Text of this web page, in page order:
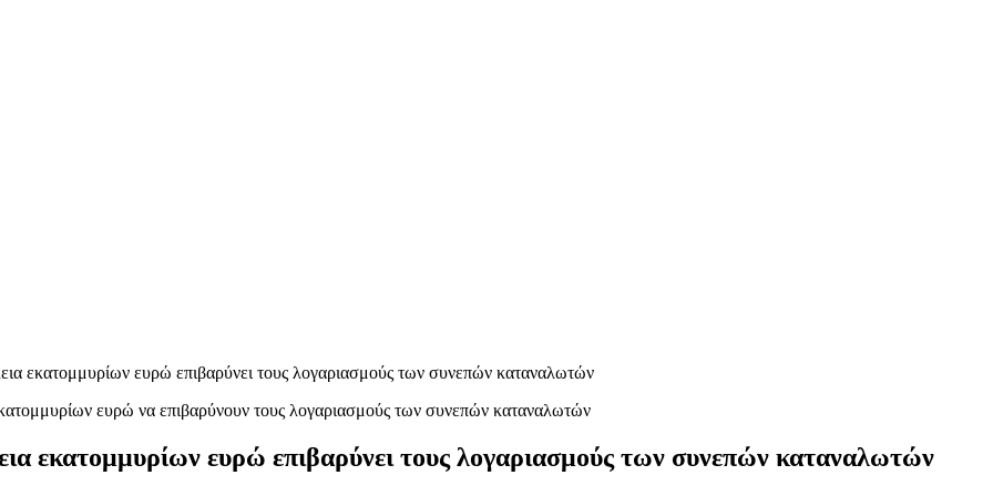
εκατομμυρίων ευρώ επιβαρύνει τους λογαριασμούς των συνεπών καταναλωτών
εκατομμυρίων ευρώ επιβαρύνει τους λογαριασμούς των συνεπών καταναλωτών